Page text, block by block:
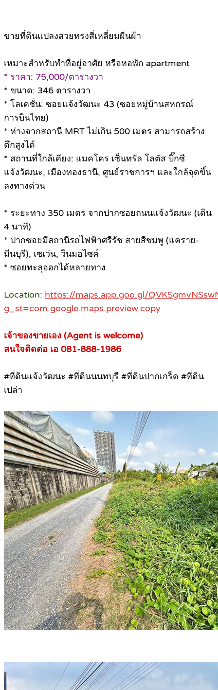
ขายที่ดินแปลงสวยทรงสี่เหลี่ยมผืนผ้า
เหมาะสำหรับทำที่อยู่อาศัย หรือหอพัก apartment
* ราคา: 75,000/ตารางวา
* ขนาด: 346 ตารางวา
* โลเคชั่น: ซอยแจ้งวัฒนะ 43 (ซอยหมู่บ้านสหกรณ์
การบินไทย)
* ห่างจากสถานี MRT ไม่เกิน 500 เมตร สามารถสร้าง
ตึกสูงได้
* สถานที่ใกล้เคียง: แมคโคร เซ็นทรัล โลตัส บิ๊กซี
แจ้งวัฒนะ, เมืองทองธานี, ศูนย์ราชการฯ และใกล้จุดขึ้น
ลงทางด่วน
* ระยะทาง 350 เมตร จากปากซอยถนนแจ้งวัฒนะ (เดิน
4 นาที)
* ปากซอยมีสถานีรถไฟฟ้าศรีรัช สายสีชมพู (แคราย-
มีนบุรี), เซเว่น, วินมอไซค์
* ซอยทะลุออกได้หลายทาง
Location: https://maps.app.goo.gl/
g_st=com.google.maps.preview.copy
เจ้าของขายเอง (Agent is welcome)
สนใจติดต่อ เอ 081-888-1986
#ที่ดินแจ้งวัฒนะ #ที่ดินนนทบุรี #ที่ดินปากเกร็ด #ที่ดิน
เปล่า